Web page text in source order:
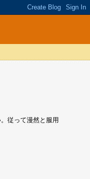
従って漫然と服用